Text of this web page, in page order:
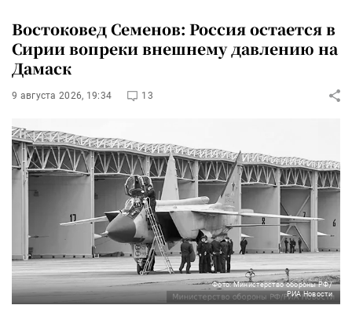
Востоковед Семенов: Россия остается в
Сирии вопреки внешнему давлению на
Дамаск
9 августа 2026, 19:34 13
Фото: Министерство обороны РФ/
РИА Новости